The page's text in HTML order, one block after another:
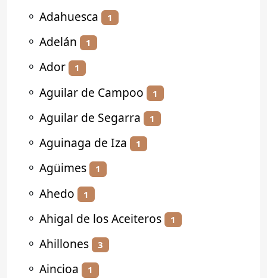
⚬ Adahuesca 1
⚬ Adelán 1
⚬ Ador 1
⚬ Aguilar de Campoo 1
⚬ Aguilar de Segarra 1
⚬ Aguinaga de Iza 1
⚬ Agüimes 1
⚬ Ahedo 1
⚬ Ahigal de los Aceiteros 1
⚬ Ahillones 3
⚬ Aincioa 1